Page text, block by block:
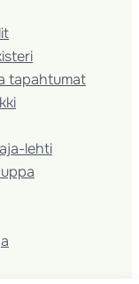
tapahtumat
lehti